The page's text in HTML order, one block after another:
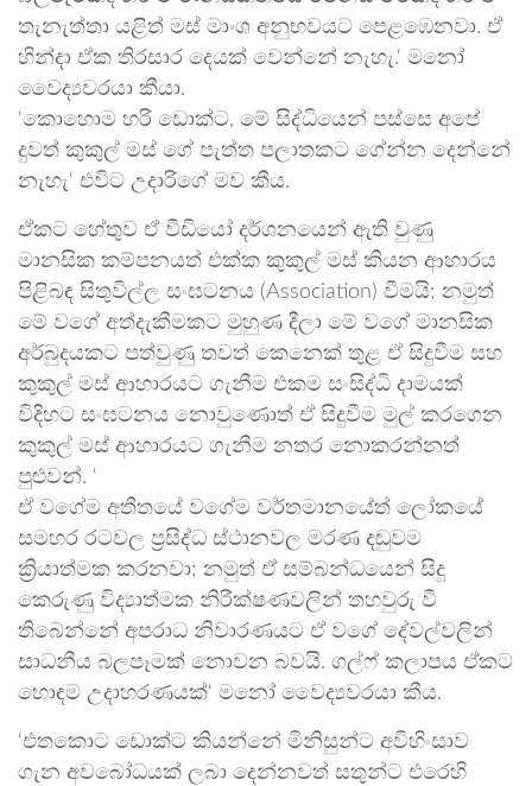
තැනැත්තා යළිත් මස් මාංශ අනුභවයට පෙළඹෙනවා. ඒ
හින්දා ඒක තිරසාර දෙයක් වෙන්නේ නැහැ.‘ මනෝ
වෛද්‍යවරයා කීයා.
‘කොහොම හරි ඩොක්ට, මේ සිද්ධියෙන් පස්සෙ අපේ
දුවත් කුකුල් මස් ගේ පැත්ත පලාතකට ගේන්න දෙන්නේ
නැහැ‘ එවිට උදාරිගේ මව කීය.
ඒකට හේතුව ඒ වීඩියෝ දර්ශනයෙන් ඇති වුණු
මානසික කම්පනයත් එක්ක කුකුල් මස් කියන ආහාරය
පිළිබඳ සිතුවිල්ල සංඝටනය (Association) වීමයි; නමුත්
මේ වගේ අත්දැකීමකට මුහුණ දීලා මේ වගේ මානසික
අර්බුදයකට පත්වුණු තවත් කෙනෙක් තුළ ඒ සිදුවීම සහ
කුකුල් මස් ආහාරයට ගැනීම එකම සංසිද්ධි දාමයක්
විදිහට සංඝටනය නොවුණොත් ඒ සිදුවීම මුල් කරගෙන
කුකුල් මස් ආහාරයට ගැනීම නතර නොකරන්නත්
පුළුවන්. ‘
ඒ වගේම අතීතයේ වගේම වර්තමානයේත් ලෝකයේ
සමහර රටවල ප්‍රසිද්ධ ස්ථානවල මරණ දඬුවම
ක්‍රියාත්මක කරනවා; නමුත් ඒ සම්බන්ධයෙන් සිදු
කෙරුණු විද්‍යාත්මක නිරීක්ෂණවලින් තහවුරු වී
තිබෙන්නේ අපරාධ නිවාරණයට ඒ වගේ දේවල්වලින්
සාධනීය බලපෑමක් නොවන බවයි. ගල්ෆ් කලාපය ඒකට
හොඳම උදාහරණයක්‘ මනෝ වෛද්‍යවරයා කීය.
‘එතකොට ඩොක්ට කියන්නේ මිනිසුන්ට අවිහිංසාව
ගැන අවබෝධයක් ලබා දෙන්නවත් සතුන්ට එරෙහි